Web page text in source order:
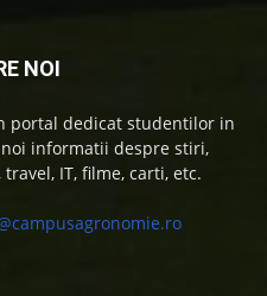
NOI
portal dedicat studentilor in
informatii despre stiri,
IT, filme, carti, etc.